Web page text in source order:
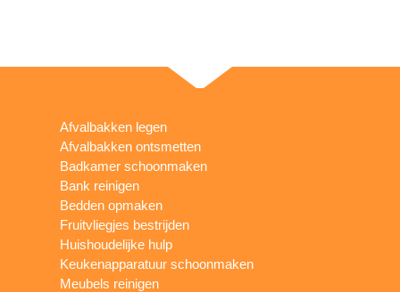
Afvalbakken legen
Afvalbakken ontsmetten
Badkamer schoonmaken
Bank reinigen
Bedden opmaken
Fruitvliegjes bestrijden
Huishoudelijke hulp
Keukenapparatuur schoonmaken
Meubels reinigen